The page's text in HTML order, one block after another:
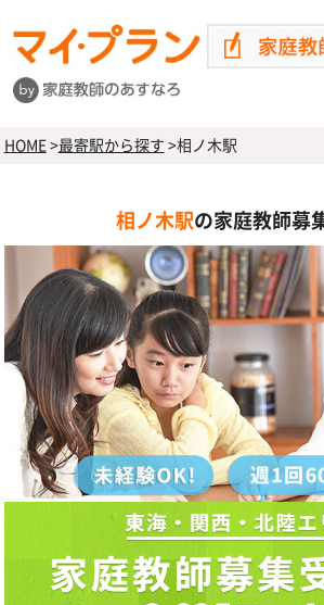
HOME>最寄駅から探す >相ノ木駅
相ノ木駅の家庭教師募